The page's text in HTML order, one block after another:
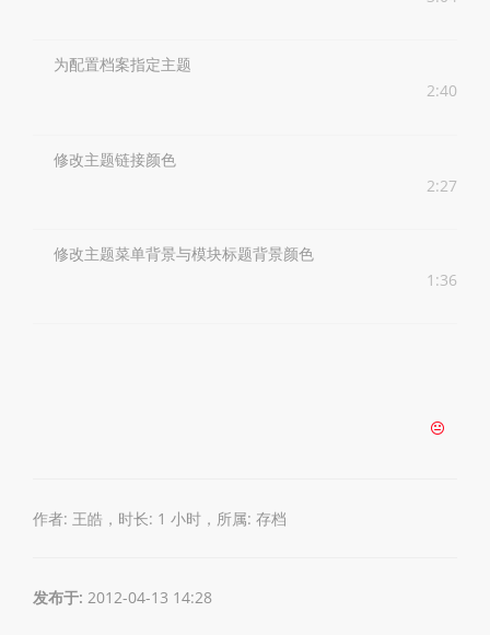
为配置档案指定主题
2:40
修改主题链接颜色
2:27
修改主题菜单背景与模块标题背景颜色
1:36
作者: 王皓，时长: 1 小时，所属: 存档
发布于: 2012-04-13 14:28